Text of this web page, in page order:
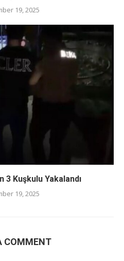
19, 2025
3 Kuşkulu Yakalandı
19, 2025
COMMENT